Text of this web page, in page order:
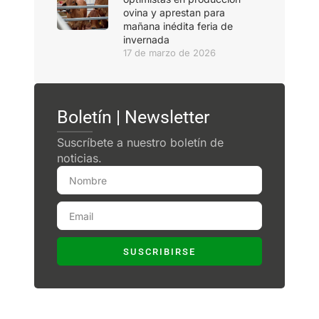
ovina y aprestan para
mañana inédita feria de
invernada
17 de marzo de 2026
Boletín | Newsletter
Suscríbete a nuestro boletín de
noticias.
SUSCRIBIRSE